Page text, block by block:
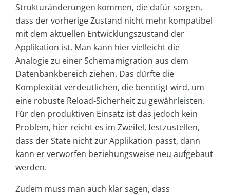
Strukturänderungen kommen, die dafür sorgen,
dass der vorherige Zustand nicht mehr kompatibel
mit dem aktuellen Entwicklungszustand der
Applikation ist. Man kann hier vielleicht die
Analogie zu einer Schemamigration aus dem
Datenbankbereich ziehen. Das dürfte die
Komplexität verdeutlichen, die benötigt wird, um
eine robuste Reload-Sicherheit zu gewährleisten.
Für den produktiven Einsatz ist das jedoch kein
Problem, hier reicht es im Zweifel, festzustellen,
dass der State nicht zur Applikation passt, dann
kann er verworfen beziehungsweise neu aufgebaut
werden.
Zudem muss man auch klar sagen, dass